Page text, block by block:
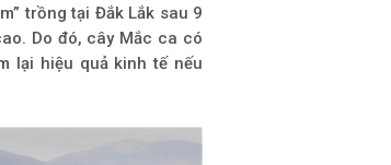
trồng tại Đắk Lắk sau 9
Do đó, cây Mắc ca có
lại hiệu quả kinh tế nếu